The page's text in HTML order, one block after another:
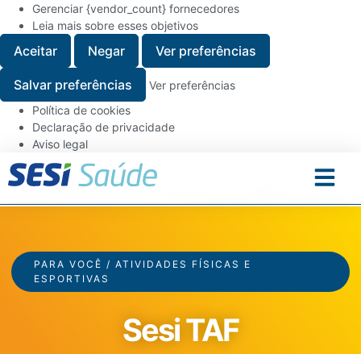
Gerenciar {vendor_count} fornecedores
Leia mais sobre esses objetivos
Aceitar Negar Ver preferências
Salvar preferências
Ver preferências
Política de cookies
Declaração de privacidade
Aviso legal
PARA VOCÊ / ATIVIDADES FÍSICAS E
ESPORTIVAS
Sesi TAF